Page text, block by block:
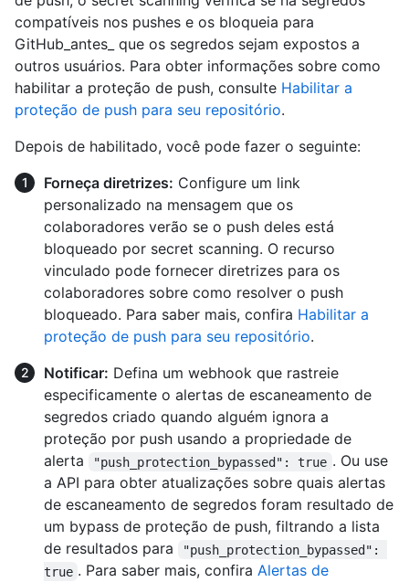
compatíveis nos pushes e os bloqueia para
GitHub_antes_ que os segredos sejam expostos a
outros usuários. Para obter informações sobre como
habilitar a proteção de push, consulte Habilitar a
proteção de push para seu repositório.
Depois de habilitado, você pode fazer o seguinte:
Forneça diretrizes: Configure um link
personalizado na mensagem que os
colaboradores verão se o push deles está
bloqueado por secret scanning. O recurso
vinculado pode fornecer diretrizes para os
colaboradores sobre como resolver o push
bloqueado. Para saber mais, confira Habilitar a
proteção de push para seu repositório.
Notificar: Defina um webhook que rastreie
especificamente o alertas de escaneamento de
segredos criado quando alguém ignora a
proteção por push usando a propriedade de
alerta
"push_protection_bypassed": true . Ou use
a API para obter atualizações sobre quais alertas
de escaneamento de segredos foram resultado de
um bypass de proteção de push, filtrando a lista
de resultados para
"push_protection_bypassed":
true . Para saber mais, confiraAlertas de